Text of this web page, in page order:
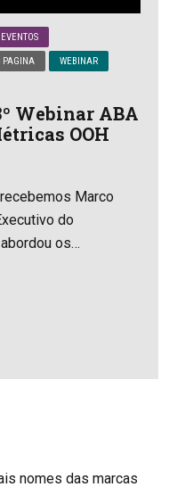
EVENTOS
PAGINA WEBINAR
Webinar ABA
OOH
Marco
do
os
entre métricas
pelos
nomes das marcas